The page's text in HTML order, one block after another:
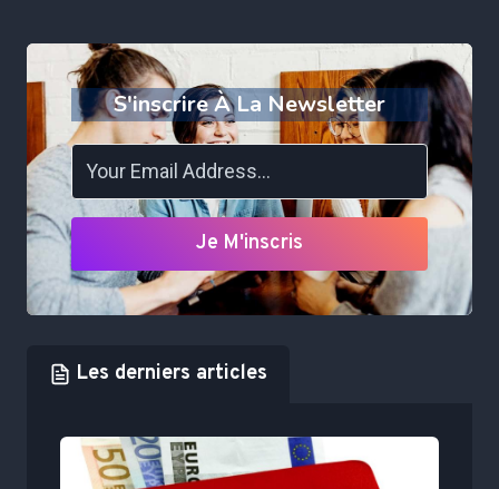
S'inscrire À La Newsletter
Je M'inscris
Les derniers articles